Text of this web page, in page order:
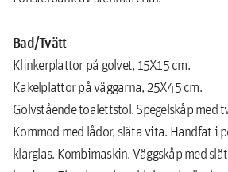
Bad/Tvätt
Klinkerplattor på golvet, 15X15 cm.
Kakelplattor på väggarna, 25X45 cm.
Golvstående toalettstol. Spegelskåp med
Kommod med lådor, släta vita. Handfat i
klarglas. Kombimaskin. Väggskåp med